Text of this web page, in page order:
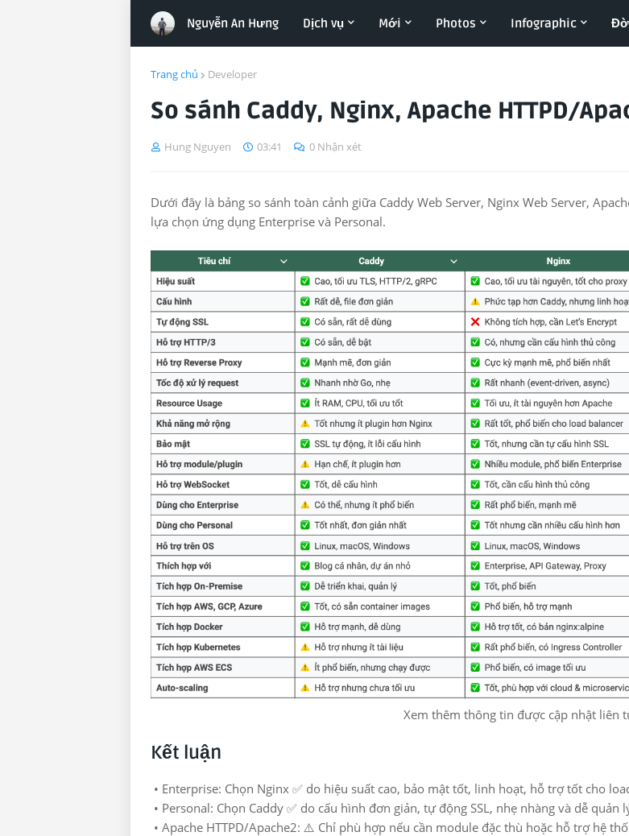
Nguyễn An Hưng Dịch vụ Mới Photos Infographic
Trang chủ Developer
So sánh Caddy, Nginx, Apache HTTPD/
Hung Nguyen 03:41 0 Nhận xét
Dưới đây là bảng so sánh toàn cảnh giữa Caddy Web Server, Nginx Web Server,
lựa chọn ứng dụng Enterprise và Personal.
Xem thêm thông tin được cập nhật liên
Kết luận
• Enterprise: Chọn Nginx ✅ do hiệu suất cao, bảo mật tốt, linh hoạt, hỗ trợ tốt cho
• Personal: Chọn Caddy ✅ do cấu hình đơn giản, tự động SSL, nhẹ nhàng và dễ quản
• Apache HTTPD/Apache2: ⚠️ Chỉ phù hợp nếu cần module đặc thù hoặc hỗ trợ hệ